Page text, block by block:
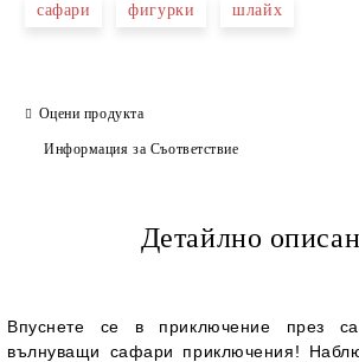
сафари фигурки шлайх
Оцени продукта
Информация за Съответствие
Детайлно
Впуснете се в приключение през
вълнуващи сафари приключения!